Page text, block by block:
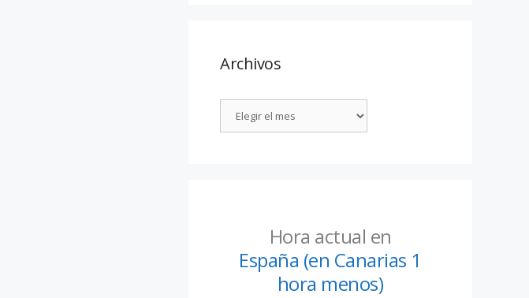
Archivos
Hora actual en
España (en Canarias 1
hora menos)